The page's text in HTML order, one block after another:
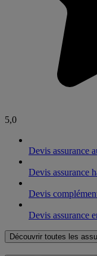
5,0
Devis assurance
Devis assurance
Devis
Devis assurance
Découvrir toutes les